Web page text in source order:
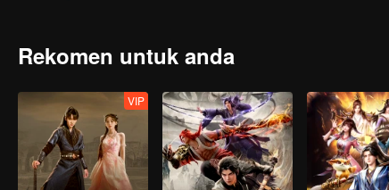
Rekomen untuk anda
VIP